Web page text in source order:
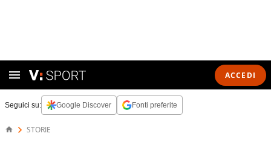
ACCEDI
Seguici su: Google Discover Fonti preferite
STORIE